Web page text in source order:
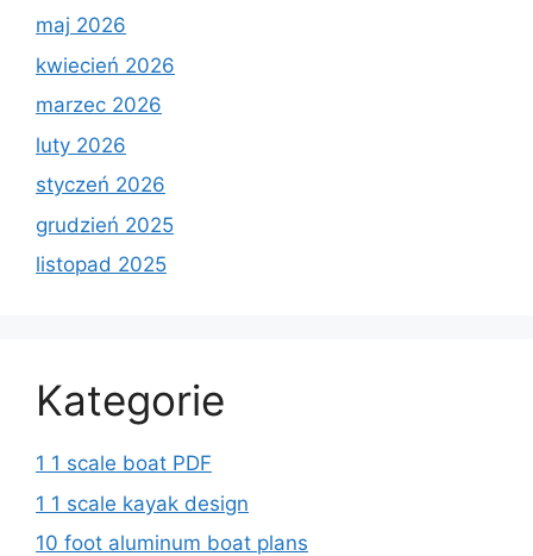
maj 2026
kwiecień 2026
marzec 2026
luty 2026
styczeń 2026
grudzień 2025
listopad 2025
Kategorie
1 1 scale boat PDF
1 1 scale kayak design
10 foot aluminum boat plans